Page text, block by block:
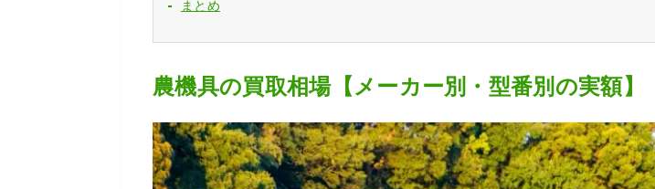
まとめ
農機具の買取相場【メーカー別・型番別の実額】